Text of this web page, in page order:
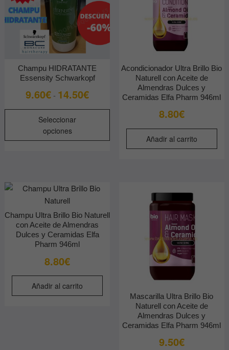
Champu HIDRATANTE
Essensity Schwarkopf
9.60€ - 14.50€Rango
9.60€
Seleccionar
opciones
Este
múltiples
pueden
Acondicionador Ultra Brillo Bio
Naturell con Aceite de
Almendras Dulces y
Ceramidas Elfa Pharm 946ml
8.80€
Añadir al carrito
Champu Ultra Brillo Bio Naturell
con Aceite de Almendras
Dulces y Ceramidas Elfa
Pharm 946ml
8.80€
Añadir al carrito
Mascarilla Ultra Brillo Bio
Naturell con Aceite de
Almendras Dulces y
Ceramidas Elfa Pharm 946ml
9.50€